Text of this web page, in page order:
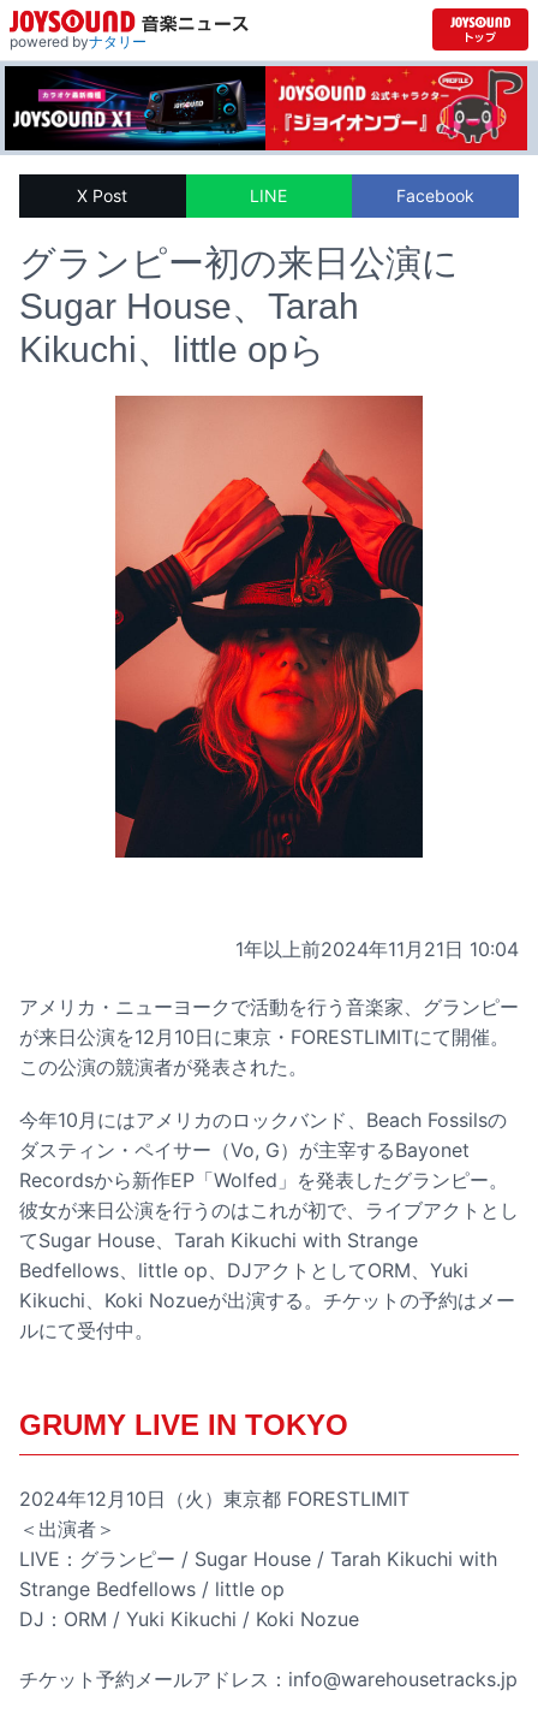
powered byナタリー
X Post LINE Facebook
グランピー初の来日公演に
Sugar House、Tarah
Kikuchi、little opら
1年以上前2024年11月21日 10:04
アメリカ・ニューヨークで活動を行う音楽家、グランピー
が来日公演を12月10日に東京・FORESTLIMITにて開催。
この公演の競演者が発表された。
今年10月にはアメリカのロックバンド、Beach Fossilsの
ダスティン・ペイサー（Vo, G）が主宰するBayonet
Recordsから新作EP「Wolfed」を発表したグランピー。
彼女が来日公演を行うのはこれが初で、ライブアクトとし
てSugar House、Tarah Kikuchi with Strange
Bedfellows、little op、DJアクトとしてORM、Yuki
Kikuchi、Koki Nozueが出演する。チケットの予約はメー
ルにて受付中。
GRUMY LIVE IN TOKYO
2024年12月10日（火）東京都 FORESTLIMIT
＜出演者＞
LIVE：グランピー / Sugar House / Tarah Kikuchi with
Strange Bedfellows / little op
DJ：ORM / Yuki Kikuchi / Koki Nozue
チケット予約メールアドレス：info@warehousetracks.jp